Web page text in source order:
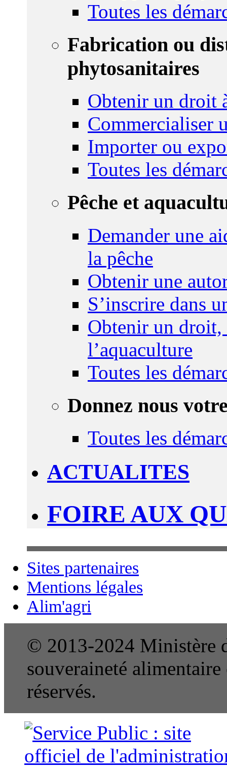
Toutes les
Fabrication ou
phytosanitaires
Obtenir un droit
Commercialiser
Importer ou
Toutes les
Pêche et
Demander une
la pêche
Obtenir une
S’inscrire dans
Obtenir un droit,
l’aquaculture
Toutes les
Donnez nous
Toutes les
ACTUALITES
FOIRE AUX
Sites partenaires
Mentions légales
Alim'agri
© 2013-2024 Ministère
souveraineté
réservés.